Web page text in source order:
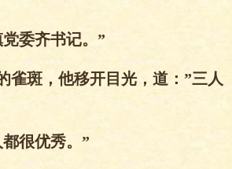
委齐书记。”
雀斑，他移开目光，道：”三人
很优秀。”